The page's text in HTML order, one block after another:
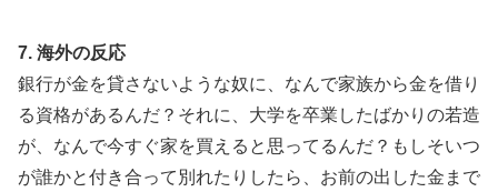
7. 海外の反応
銀行が金を貸さないような奴に、なんで家族から金を借り
る資格があるんだ？それに、大学を卒業したばかりの若造
が、なんで今すぐ家を買えると思ってるんだ？もしそいつ
が誰かと付き合って別れたりしたら、お前の出した金まで